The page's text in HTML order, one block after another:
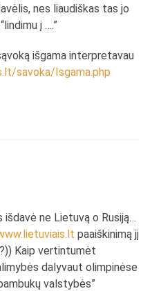
nes liaudiškas tas jo
į ….”
išgama interpretavau
savoka/Isgama.php
išdavė ne Lietuvą o Rusiją…
paaiškinimą jį
Kaip vertintumėt
dalyvaut olimpinėse
valstybės”